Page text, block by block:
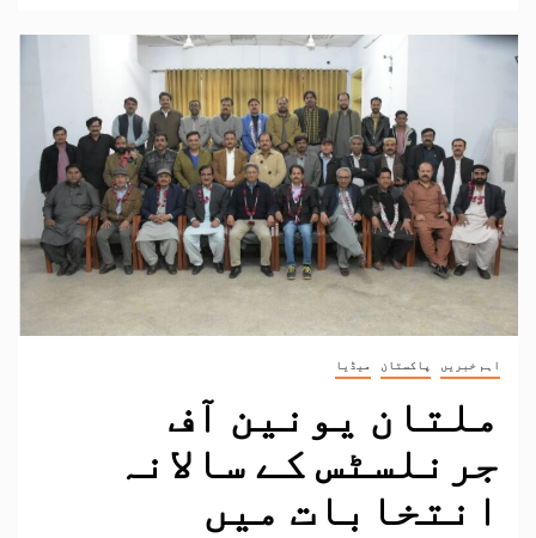
اہم خبریں پاکستان میڈیا
ملتان یونین آف
جرنلسٹس کے سالانہ
انتخابات میں